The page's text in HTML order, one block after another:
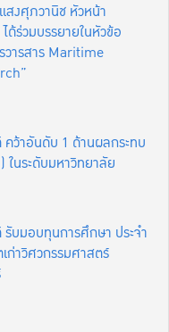
สงศุภวานิช หัวหน้า
ด้ร่วมบรรยายในหัวข้อ
วารสาร Maritime
ว้าอันดับ 1 ด้านผลกระทบ
ในระดับมหาวิทยาลัย
บมอบทุนการศึกษา ประจำ
ก่าวิศวกรรมศาสตร์